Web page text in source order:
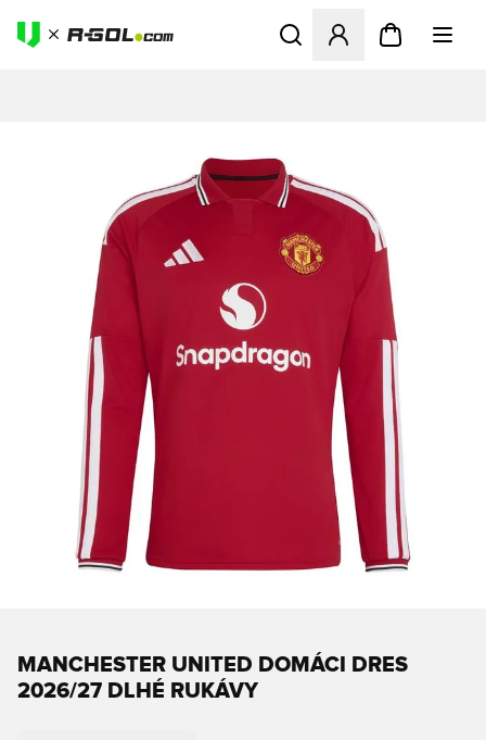
Otvorí modál na
MANCHESTER UNITED DOMÁCI DRES
2026/27 DLHÉ RUKÁVY